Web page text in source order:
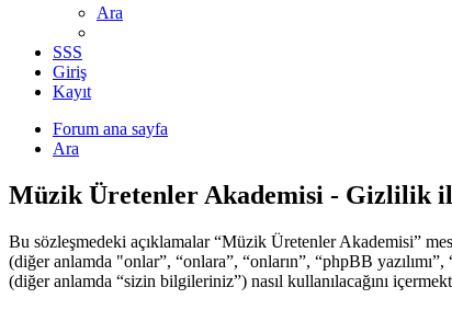
Ara
SSS
Giriş
Kayıt
Forum ana sayfa
Ara
Müzik Üretenler Akademisi - Gizlilik
Bu sözleşmedeki açıklamalar “Müzik Üretenler Akademisi”
(diğer anlamda "onlar”, “onlara”, “onların”, “phpBB
(diğer anlamda “sizin bilgileriniz”) nasıl kullanılacağını